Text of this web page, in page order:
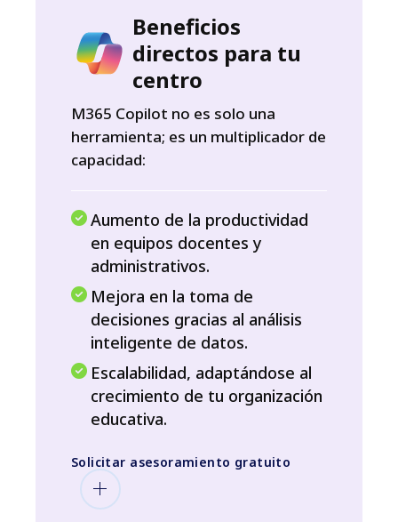
Beneficios
directos para tu
centro
M365 Copilot no es solo una
herramienta; es un multiplicador de
capacidad:
Aumento de la productividad
en equipos docentes y
administrativos.
Mejora en la toma de
decisiones gracias al análisis
inteligente de datos.
Escalabilidad, adaptándose al
crecimiento de tu organización
educativa.
Solicitar asesoramiento gratuito